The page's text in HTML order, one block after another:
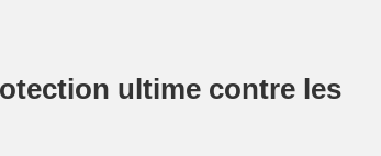
ultime contre les